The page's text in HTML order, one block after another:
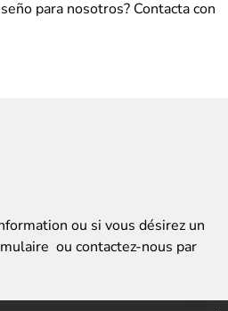
para nosotros? Contacta con
ou si vous désirez un
ou contactez-nous par